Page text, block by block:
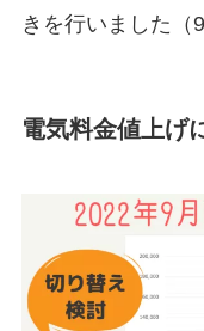
きを行いました（
電気料金値上げ